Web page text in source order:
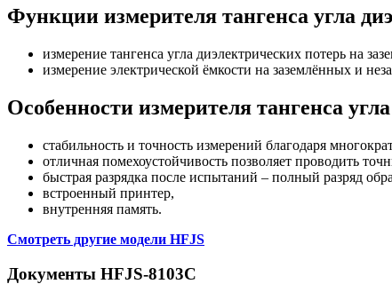
Функции измерителя тангенса угла
измерение тангенса угла диэлектрических потерь на
измерение электрической ёмкости на заземлённых и
Особенности измерителя тангенса
стабильность и точность измерений благодаря
отличная помехоустойчивость позволяет проводить
быстрая разрядка после испытаний – полный разряд
встроенный принтер,
внутренняя память.
Смотреть другие модели HFJS
Документы HFJS-8103C